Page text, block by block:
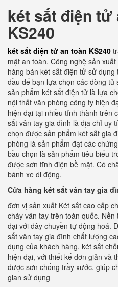
két sắt điện tử
KS240
két sắt điện tử an toàn KS240
mật an toàn. Công nghệ sản
hàng bán két sắt điện tử sử
đầu để bạn lựa chọn các dòng tủ
sản phẩm két sắt điện tử là lựa
nội thất văn phòng công ty hiện
hiện đại tại nhiều tỉnh thành trên
sắt vân tay gia đình là địa chỉ uy
chọn được sản phẩm két sắt gia
phòng là sản phẩm đạt các
bầu chọn là sản phẩm tiêu biểu
được sơn tĩnh điện bề mặt. Có
bánh xe di động.
Cửa hàng két sắt vân tay gia
đơn vị sản xuất Két sắt cao cấp
cháy vân tay trên toàn quốc.
đại với dây chuyền tự động hoá.
sắt vân tay gia đình chất lượng
dụng của khách hàng. két sắt
hiện đại, với thiết kế đơn giản và
được sơn chống trầy xước. giúp
gian sử dụng